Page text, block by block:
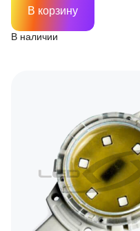
В наличии
В корзину